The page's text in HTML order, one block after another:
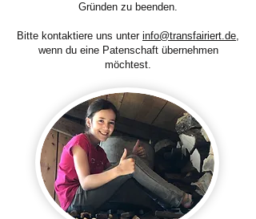
Gründen zu beenden.
Bitte kontaktiere uns unter info@transfairiert.de,
wenn du eine Patenschaft übernehmen
möchtest.